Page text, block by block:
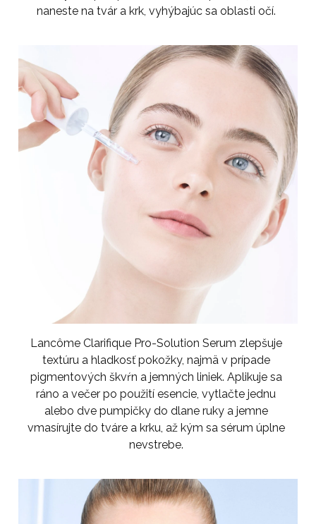
naneste na tvár a krk, vyhýbajúc sa oblasti očí.
Lancôme Clarifique Pro-Solution Serum zlepšuje
textúru a hladkosť pokožky, najmä v prípade
pigmentových škvŕn a jemných liniek. Aplikuje sa
ráno a večer po použití esencie, vytlačte jednu
alebo dve pumpičky do dlane ruky a jemne
vmasírujte do tváre a krku, až kým sa sérum úplne
nevstrebe.